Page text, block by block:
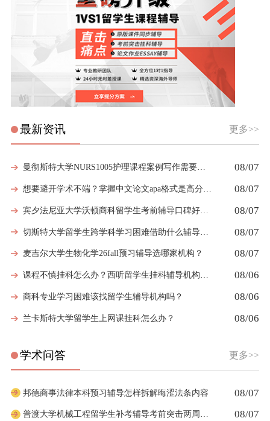
最新资讯 更多>>
曼彻斯特大学NURS1005护理课程案例写作需要留意哪些细节 08/07
想要避开学术不端？掌握中文论文apa格式是高分第一步 08/07
宾夕法尼亚大学沃顿商科留学生考前辅导口碑好的机构有哪些 08/07
08/07
麦吉尔大学生物化学26fall预习辅导选哪家机构？ 08/07
课程不慎挂科怎么办？西听留学生挂科辅导机构教你如何高效挽救GPA 08/06
商科专业学习困难该找留学生辅导机构吗？ 08/06
兰卡斯特大学留学生上网课挂科怎么办？ 08/06
学术问答 更多>>
邦德商事法律本科预习辅导怎样拆解晦涩法条内容 08/07
普渡大学机械工程留学生补考辅导考前突击两周够吗 08/07